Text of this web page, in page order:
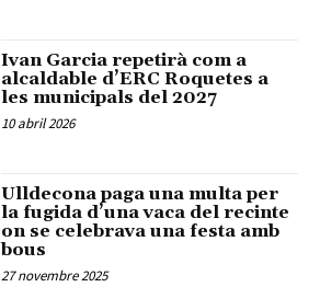
Ivan Garcia repetirà com a
alcaldable d’ERC Roquetes a
les municipals del 2027
10 abril 2026
Ulldecona paga una multa per
la fugida d’una vaca del recinte
on se celebrava una festa amb
bous
27 novembre 2025